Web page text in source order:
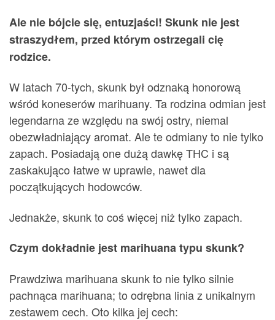
Ale nie bójcie się, entuzjaści! Skunk nie jest
straszydłem, przed którym ostrzegali cię
rodzice.
W latach 70-tych, skunk był odznaką honorową
wśród koneserów marihuany. Ta rodzina odmian jest
legendarna ze względu na swój ostry, niemal
obezwładniający aromat. Ale te odmiany to nie tylko
zapach. Posiadają one dużą dawkę THC i są
zaskakująco łatwe w uprawie, nawet dla
początkujących hodowców.
Jednakże, skunk to coś więcej niż tylko zapach.
Czym dokładnie jest marihuana typu skunk?
Prawdziwa marihuana skunk to nie tylko silnie
pachnąca marihuana; to odrębna linia z unikalnym
zestawem cech. Oto kilka jej cech: